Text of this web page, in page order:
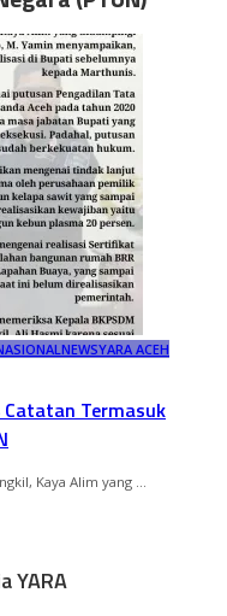
NEWSYARA ACEH
Catatan Termasuk
Kaya Alim yang
YARA